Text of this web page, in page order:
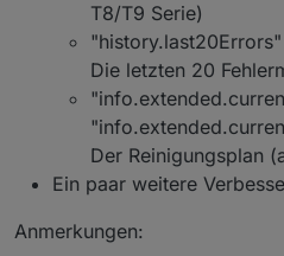
Alpha
alpha.2
Bekannte
Aktuell gibt es
auf 32-Bit
Die
T8/T9 Serie)
"history.last20Errors"
Die letzten 20
Der Reinigungsplan
Ein paar weitere
Anmerkungen: